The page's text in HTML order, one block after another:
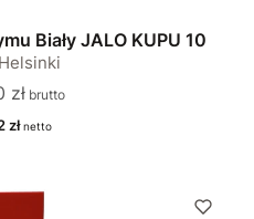
Biały JALO KUPU 10
zł
zł